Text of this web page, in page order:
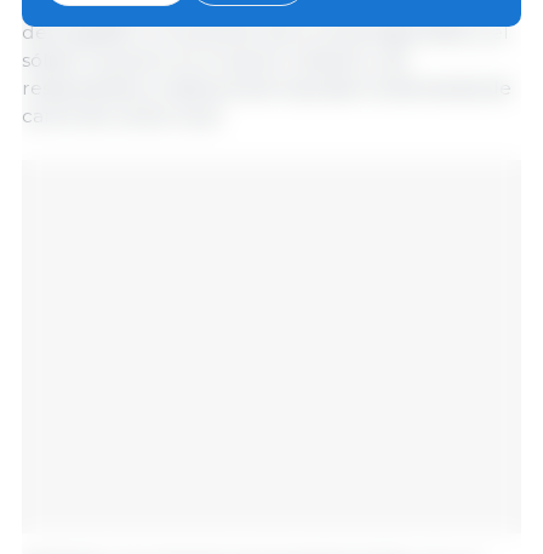
demográfico, el aumento de la renta disponible y el
sólido consumo en el sector hotelero, de
restaurantes e institucional impulsan la demanda de
carne de cerdo local.